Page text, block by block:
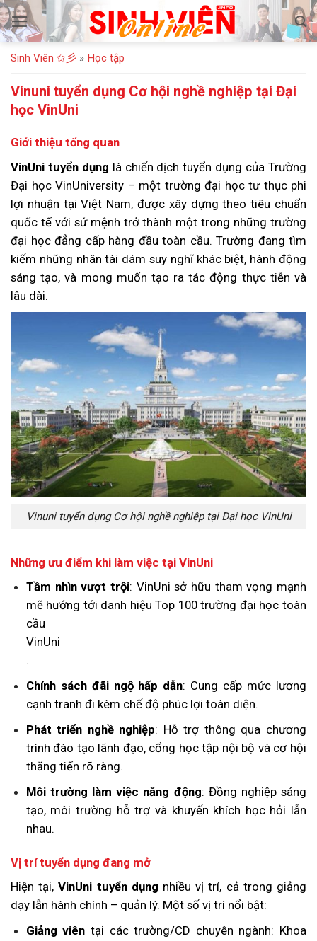
Bỏ
qua
nội
dung
Sinh Viên ✩彡 » Học tập
Vinuni tuyển dụng Cơ hội nghề nghiệp tại Đại
học VinUni
Giới thiệu tổng quan
VinUni tuyển dụng là chiến dịch tuyển dụng của Trường
Đại học VinUniversity – một trường đại học tư thục phi
lợi nhuận tại Việt Nam, được xây dựng theo tiêu chuẩn
quốc tế với sứ mệnh trở thành một trong những trường
đại học đẳng cấp hàng đầu toàn cầu. Trường đang tìm
kiếm những nhân tài dám suy nghĩ khác biệt, hành động
sáng tạo, và mong muốn tạo ra tác động thực tiễn và
lâu dài.
Vinuni tuyển dụng Cơ hội nghề nghiệp tại Đại học VinUni
Những ưu điểm khi làm việc tại VinUni
Tầm nhìn vượt trội: VinUni sở hữu tham vọng mạnh
mẽ hướng tới danh hiệu Top 100 trường đại học toàn
cầu
VinUni
.
Chính sách đãi ngộ hấp dẫn: Cung cấp mức lương
cạnh tranh đi kèm chế độ phúc lợi toàn diện.
Phát triển nghề nghiệp: Hỗ trợ thông qua chương
trình đào tạo lãnh đạo, cổng học tập nội bộ và cơ hội
thăng tiến rõ ràng.
Môi trường làm việc năng động: Đồng nghiệp sáng
tạo, môi trường hỗ trợ và khuyến khích học hỏi lẫn
nhau.
Vị trí tuyển dụng đang mở
Hiện tại,VinUni tuyển dụng nhiều vị trí, cả trong giảng
dạy lẫn hành chính – quản lý. Một số vị trí nổi bật:
Giảng viên tại các trường/CD chuyên ngành: Khoa